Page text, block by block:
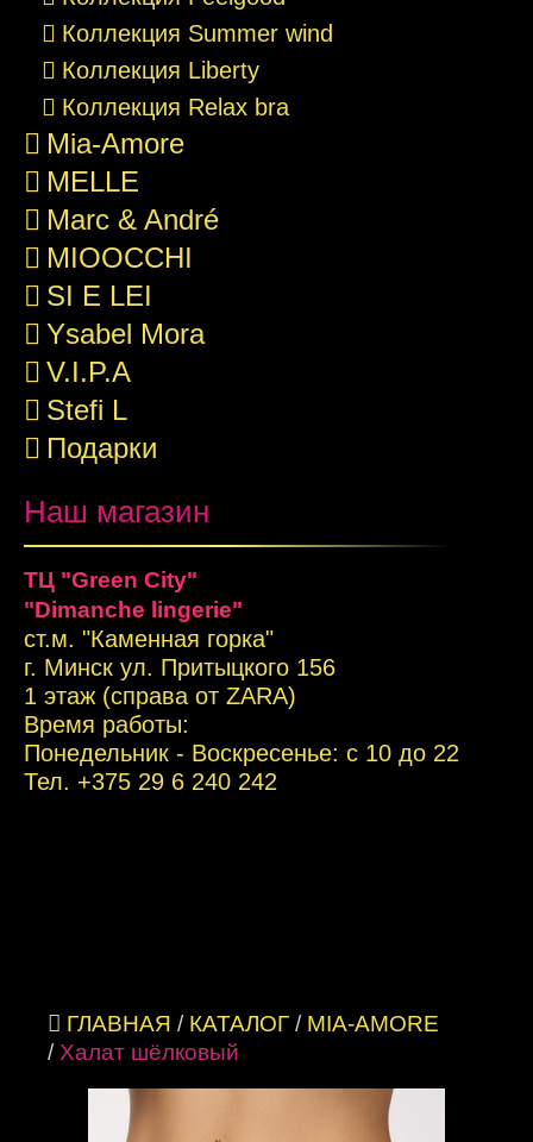
Коллекция Summer wind
Коллекция Liberty
Коллекция Relax bra
Mia-Amore
MELLE
Marc & André
MIOOCCHI
SI E LEI
Ysabel Mora
V.I.P.A
Stefi L
Подарки
Наш магазин
ТЦ "Green City"
"Dimanche lingerie"
ст.м. "Каменная горка"
г. Минск ул. Притыцкого 156
1 этаж (справа от ZARA)
Время работы:
Понедельник - Воскресенье: с 10 до 22
Тел. +375 29 6 240 242
ГЛАВНАЯ / КАТАЛОГ / MIA-AMORE
/ Халат шёлковый